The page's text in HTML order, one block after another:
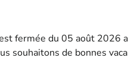
fermée du 05 août 2026
souhaitons de bonnes